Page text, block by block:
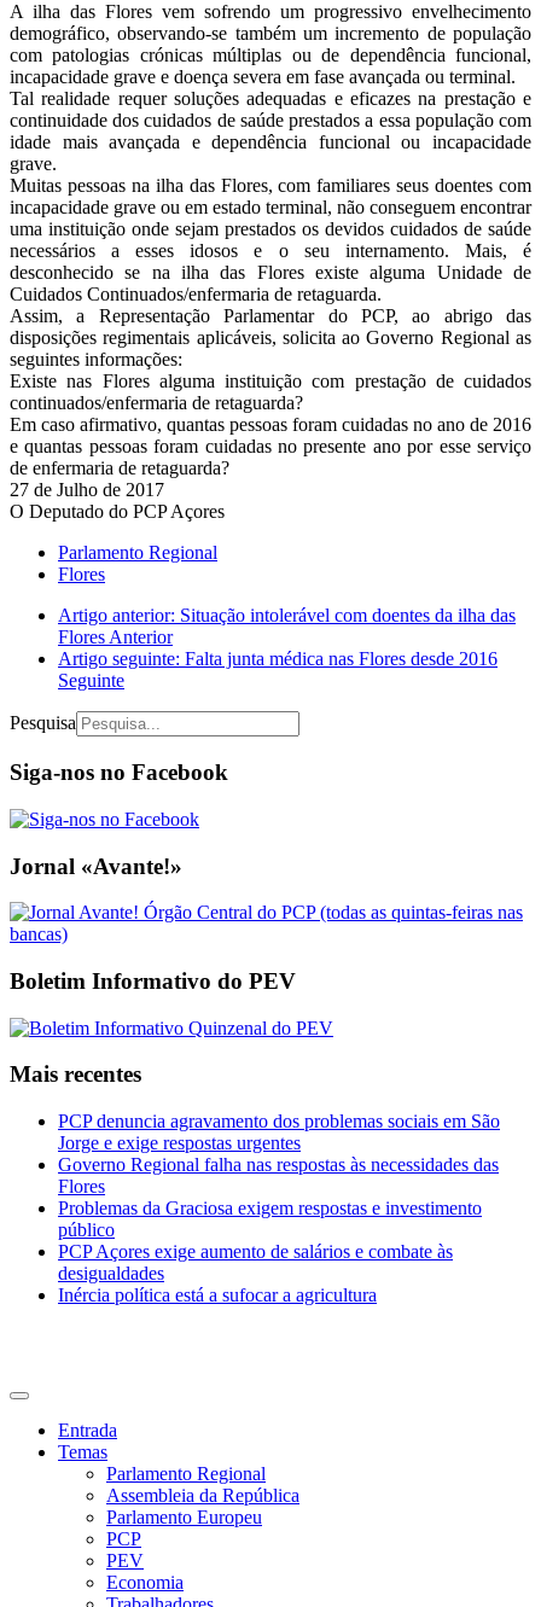
A ilha das Flores vem sofrendo um progressivo envelhecimento
demográfico, observando-se também um incremento de população
com patologias crónicas múltiplas ou de dependência funcional,
incapacidade grave e doença severa em fase avançada ou terminal.
Tal realidade requer soluções adequadas e eficazes na prestação e
continuidade dos cuidados de saúde prestados a essa população com
idade mais avançada e dependência funcional ou incapacidade
grave.
Muitas pessoas na ilha das Flores, com familiares seus doentes com
incapacidade grave ou em estado terminal, não conseguem encontrar
uma instituição onde sejam prestados os devidos cuidados de saúde
necessários a esses idosos e o seu internamento. Mais, é
desconhecido se na ilha das Flores existe alguma Unidade de
Cuidados Continuados/enfermaria de retaguarda.
Assim, a Representação Parlamentar do PCP, ao abrigo das
disposições regimentais aplicáveis, solicita ao Governo Regional as
seguintes informações:
Existe nas Flores alguma instituição com prestação de cuidados
continuados/enfermaria de retaguarda?
Em caso afirmativo, quantas pessoas foram cuidadas no ano de 2016
e quantas pessoas foram cuidadas no presente ano por esse serviço
de enfermaria de retaguarda?
27 de Julho de 2017
O Deputado do PCP Açores
Parlamento Regional
Flores
Artigo anterior: Situação intolerável com doentes da ilha das
FloresAnterior
Artigo seguinte: Falta junta médica nas Flores desde 2016
Seguinte
Pesquisa
Siga-nos no Facebook
Jornal «Avante!»
Boletim Informativo do PEV
Mais recentes
PCP denuncia agravamento dos problemas sociais em São
Jorge e exige respostas urgentes
Governo Regional falha nas respostas às necessidades das
Flores
Problemas da Graciosa exigem respostas e investimento
público
PCP Açores exige aumento de salários e combate às
desigualdades
Inércia política está a sufocar a agricultura
Entrada
Temas
Parlamento Regional
Assembleia da República
Parlamento Europeu
PCP
PEV
Economia